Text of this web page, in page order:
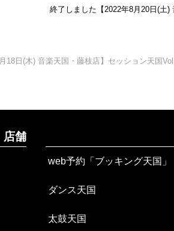
終了しました【2022年8月20日(土
18日(木) 音楽天国・藤枝店】セッション天国
店舗
web予約「ブッキング天国」
ダンス天国
太鼓天国